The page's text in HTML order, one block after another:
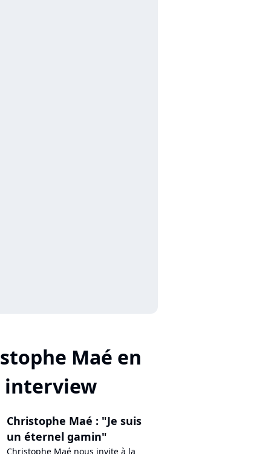
Maé en
interview
Christophe Maé : "Je suis
un éternel gamin"
Christophe Maé nous invite à la